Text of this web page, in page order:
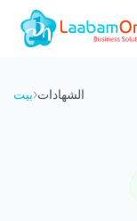
بيت›الشهادات